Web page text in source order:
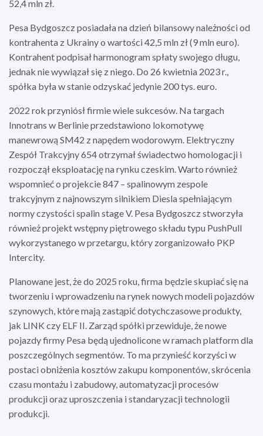
52,4 mln zł.
Pesa Bydgoszcz posiadała na dzień bilansowy należności od
kontrahenta z Ukrainy o wartości 42,5 mln zł (9 mln euro).
Kontrahent podpisał harmonogram spłaty swojego długu,
jednak nie wywiązał się z niego. Do 26 kwietnia 2023 r.,
spółka była w stanie odzyskać jedynie 200 tys. euro.
2022 rok przyniósł firmie wiele sukcesów. Na targach
Innotrans w Berlinie przedstawiono lokomotywę
manewrową SM42 z napędem wodorowym. Elektryczny
Zespół Trakcyjny 654 otrzymał świadectwo homologacji i
rozpoczął eksploatację na rynku czeskim. Warto również
wspomnieć o projekcie 847 – spalinowym zespole
trakcyjnym z najnowszym silnikiem Diesla spełniającym
normy czystości spalin stage V. Pesa Bydgoszcz stworzyła
również projekt wstępny piętrowego składu typu PushPull
wykorzystanego w przetargu, który zorganizowało PKP
Intercity.
Planowane jest, że do 2025 roku, firma będzie skupiać się na
tworzeniu i wprowadzeniu na rynek nowych modeli pojazdów
szynowych, które mają zastąpić dotychczasowe produkty,
jak LINK czy ELF II. Zarząd spółki przewiduje, że nowe
pojazdy firmy Pesa będą ujednolicone w ramach platform dla
poszczególnych segmentów. To ma przynieść korzyści w
postaci obniżenia kosztów zakupu komponentów, skrócenia
czasu montażu i zabudowy, automatyzacji procesów
produkcji oraz uproszczenia i standaryzacji technologii
produkcji.